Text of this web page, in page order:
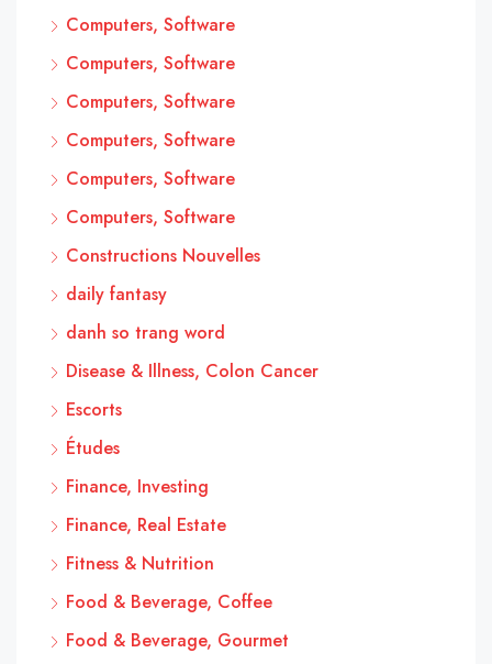
Computers, Software
Computers, Software
Computers, Software
Computers, Software
Computers, Software
Computers, Software
Constructions Nouvelles
daily fantasy
danh so trang word
Disease & Illness, Colon Cancer
Escorts
Études
Finance, Investing
Finance, Real Estate
Fitness & Nutrition
Food & Beverage, Coffee
Food & Beverage, Gourmet